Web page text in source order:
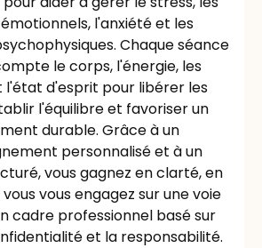
l'anxiété et les
Chaque séance
le corps, l'énergie, les
l'état d'esprit pour libérer les
l'équilibre et favoriser un
durable. Grâce à un
personnalisé et à un
vous gagnez en clarté, en
vous engagez sur une voie
cadre professionnel basé sur
et la responsabilité.